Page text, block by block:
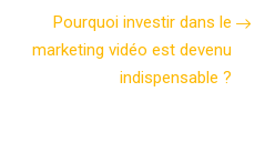
Pourquoi investir dans le
marketing vidéo est devenu
indispensable ?